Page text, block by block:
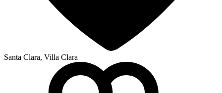
Santa Clara, Villa Clara